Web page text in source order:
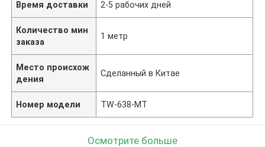
Время доставки 2-5 рабочих дней
Количество мин
заказа
1 метр
Место происхож
дения
Сделанный в Китае
Номер модели TW-638-MT
Осмотрите больше